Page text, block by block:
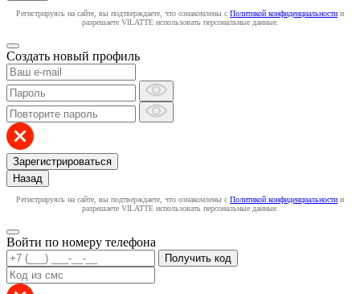
Регистрируясь на сайте, вы подтверждаете, что ознакомлены с Политикой конфиденциальности и
разрешаете VILATTE использовать персональные данные.
Создать новый профиль
Зарегистрироваться
Назад
Регистрируясь на сайте, вы подтверждаете, что ознакомлены с Политикой конфиденциальности и
разрешаете VILATTE использовать персональные данные.
Войти по номеру телефона
Получить код